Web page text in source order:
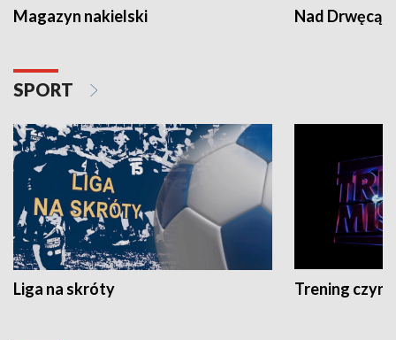
Magazyn nakielski Nad Drwęcą
SPORT
Liga na skróty Trening czyni